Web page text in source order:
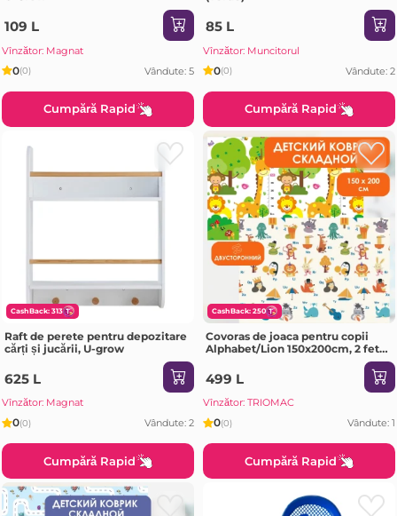
109 L
Vînzător: Magnat
0(0) Vândute: 5
Cumpără Rapid
85 L
Vînzător: Muncitorul
0(0) Vândute: 2
Cumpără Rapid
CashBack: 313
Raft de perete pentru depozitare
cărți și jucării, U-grow
625 L
Vînzător: Magnat
0(0) Vândute: 2
Cumpără Rapid
CashBack: 250
Covoras de joaca pentru copii
Alphabet/Lion 150x200cm, 2 fete,
499 L
Vînzător: TRIOMAC
0(0) Vândute: 1
Cumpără Rapid